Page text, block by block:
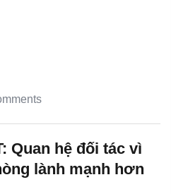
Quan hệ đối tác vì
lành mạnh hơn